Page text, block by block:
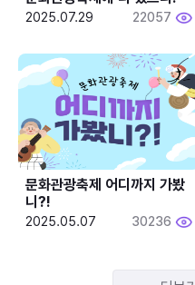
2025.07.29 22057
문화관광축제 어디까지 가봤
니?!
2025.05.07 30236